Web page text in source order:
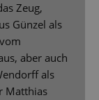
Zeug,
Günzel als
aber auch
als
Matthias